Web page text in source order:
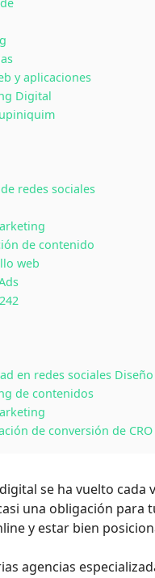
y aplicaciones
Digital
redes sociales
de contenido
web
en redes sociales
de contenidos
de conversión de CRO
se ha vuelto cada
una obligación para
y estar bien
agencias